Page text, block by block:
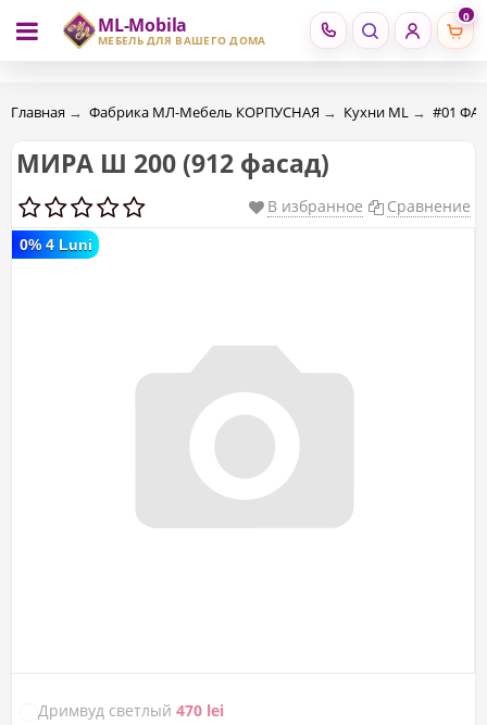
ML-Mobila
МЕБЕЛЬ ДЛЯ ВАШЕГО ДОМА
0
RU RO
Главная → Фабрика МЛ-Мебель КОРПУСНАЯ → Кухни ML → #01
МИРА Ш 200 (912 фасад)
В избранное Сравнение
0% 4 Luni
Дримвуд светлый 470 lei